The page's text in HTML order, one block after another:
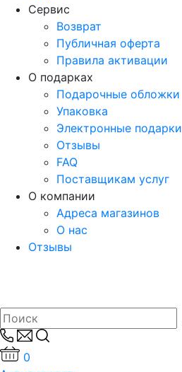
Сервис
Возврат
Публичная оферта
Правила активации
О подарках
Подарочные обложки
Упаковка
Электронные подарки
Отзывы
FAQ
Поставщикам услуг
О компании
Адреса магазинов
О нас
Отзывы
0